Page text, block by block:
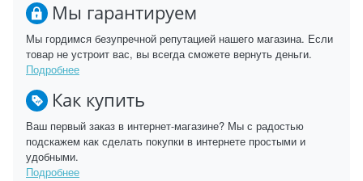
Мы гарантируем
Мы гордимся безупречной репутацией нашего магазина. Если
товар не устроит вас, вы всегда сможете вернуть деньги.
Подробнее
Как купить
Ваш первый заказ в интернет-магазине? Мы с радостью
подскажем как сделать покупки в интернете простыми и
удобными.
Подробнее